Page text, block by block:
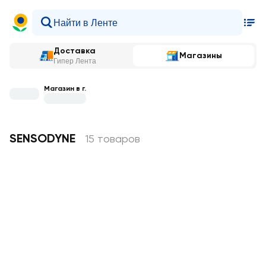
Доставка
Гипер Лента
Магазины
Магазин в г.
SENSODYNE 15 товаров